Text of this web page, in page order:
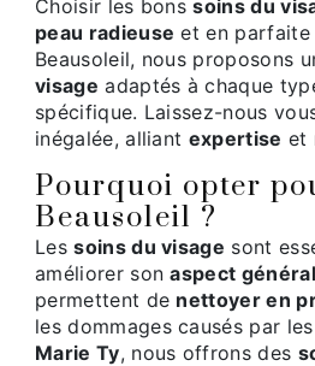
Choisir les bonssoins du
peau radieuse et en parfaite
Beausoleil, nous proposons
visage adaptés à chaque
spécifique. Laissez-nous
inégalée, alliant expertise et
Pourquoi opter
Beausoleil ?
Lessoins du visage sont
améliorer sonaspect général
permettent de nettoyer en
les dommages causés par
Marie Ty, nous offrons des